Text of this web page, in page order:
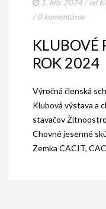
1. feb. 2024 / od
/0 komentárov
KLUBOVÉ
ROK 2024
Výročná členská
Klubová výstava a
stavačov
Chovné jesenné
Zemka CACIT,